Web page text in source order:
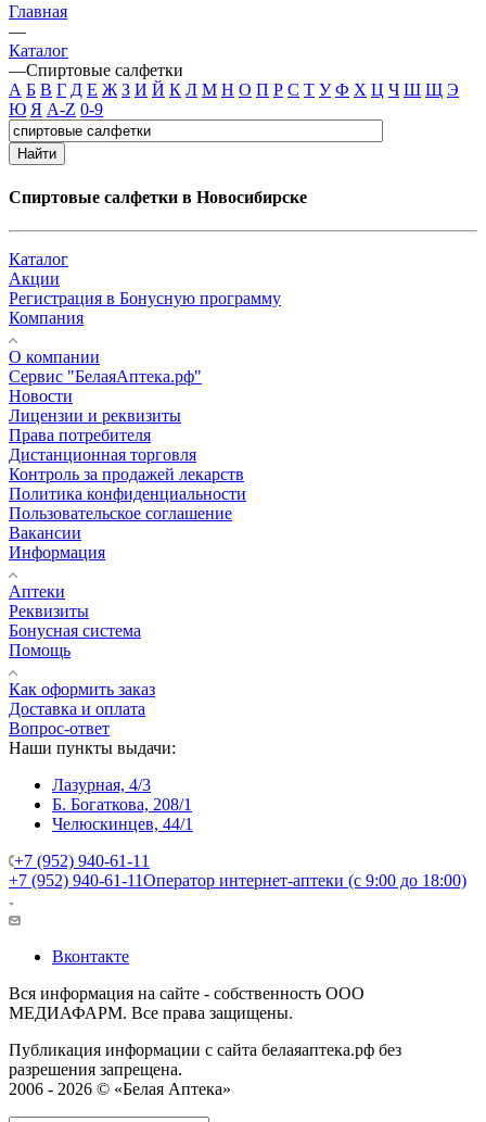
Главная
—
Каталог
—Спиртовые салфетки
А Б В Г Д Е Ж З И Й К Л М Н О П Р С Т У Ф Х Ц Ч Ш Щ Э
Ю Я A-Z 0-9
Найти
Спиртовые салфетки в Новосибирске
Каталог
Акции
Регистрация в Бонусную программу
Компания
О компании
Сервис "БелаяАптека.рф"
Новости
Лицензии и реквизиты
Права потребителя
Дистанционная торговля
Контроль за продажей лекарств
Политика конфиденциальности
Пользовательское соглашение
Вакансии
Информация
Аптеки
Реквизиты
Бонусная система
Помощь
Как оформить заказ
Доставка и оплата
Вопрос-ответ
Наши пункты выдачи:
Лазурная, 4/3
Б. Богаткова, 208/1
Челюскинцев, 44/1
+7 (952) 940-61-11
+7 (952) 940-61-11Оператор интернет-аптеки (с 9:00 до 18:00)
Вконтакте
Вся информация на сайте - собственность ООО
МЕДИАФАРМ. Все права защищены.
Публикация информации с сайта белаяаптека.рф без
разрешения запрещена.
2006 - 2026 © «Белая Аптека»